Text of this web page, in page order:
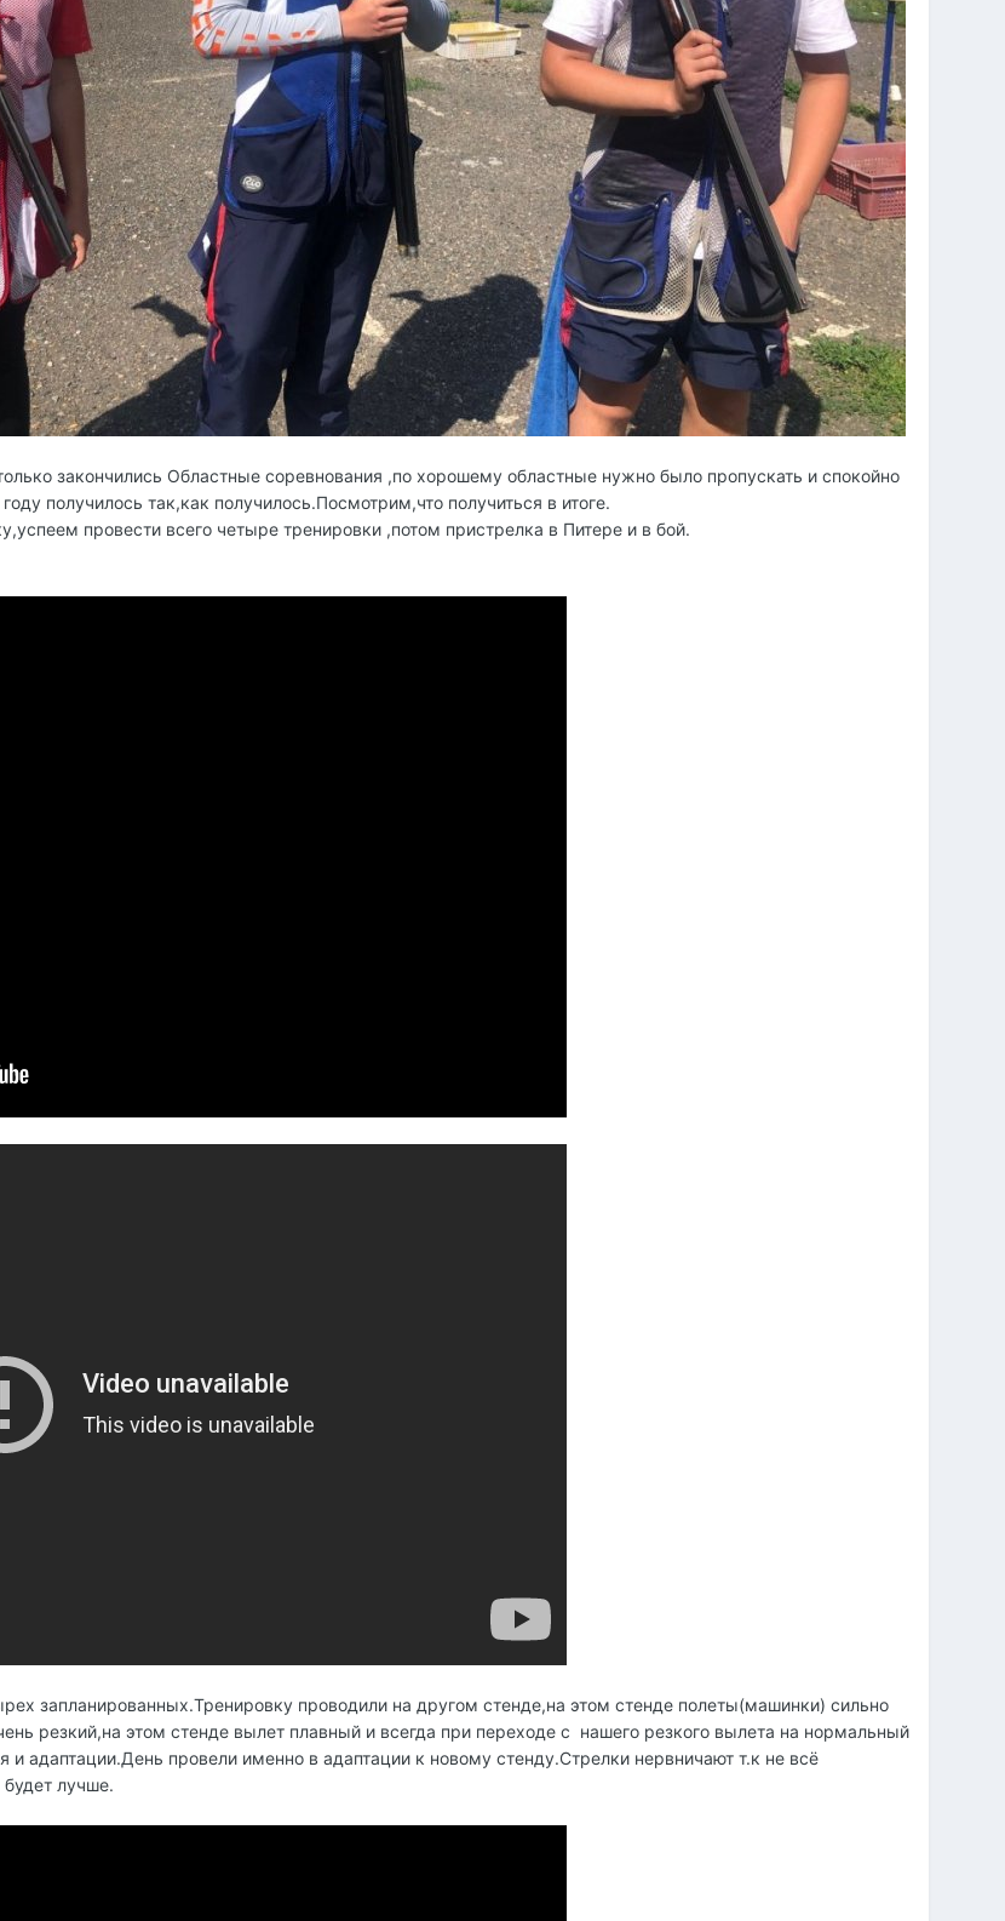
закончились Областные соревнования ,по хорошему областные нужно было пропускать и спокойно
получилось так,как получилось.Посмотрим,что получиться в итоге.
провести всего четыре тренировки ,потом пристрелка в Питере и в бой.
запланированных.Тренировку проводили на другом стенде,на этом стенде полеты(машинки) сильно
резкий,на этом стенде вылет плавный и всегда при переходе с нашего резкого вылета на нормальный
и адаптации.День провели именно в адаптации к новому стенду.Стрелки нервничают т.к не всё
будет лучше.